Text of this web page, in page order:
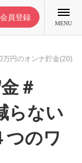
会員登録
MENU
万円のオンナ貯金(20)
＃
らない
のワ